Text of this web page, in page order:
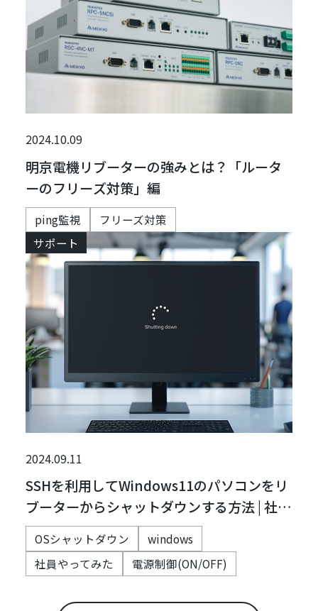
2024.10.09
明京電機リブーターの強みとは？「ルータ
ーのフリーズ対策」編
ping監視
フリーズ対策
サポート
2024.09.11
SSHを利用してWindows11のパソコンをリ
ブーターからシャットダウンする方法 | 社
員，やってみた
OSシャットダウン
windows
社員やってみた
電源制御(ON/OFF)